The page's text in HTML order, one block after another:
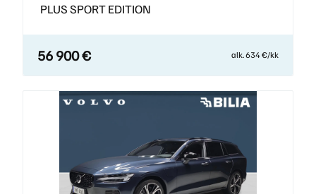
PLUS SPORT EDITION
56 900 € alk. 634 €/kk